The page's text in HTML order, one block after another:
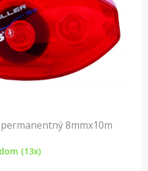
8mmx10m
(13x)